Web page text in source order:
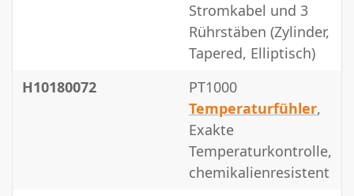
Stromkabel und 3
Rührstäben (Zylinder,
Tapered, Elliptisch)
H10180072
PT1000
Temperaturfühler,
Exakte
Temperaturkontrolle,
chemikalienresistent